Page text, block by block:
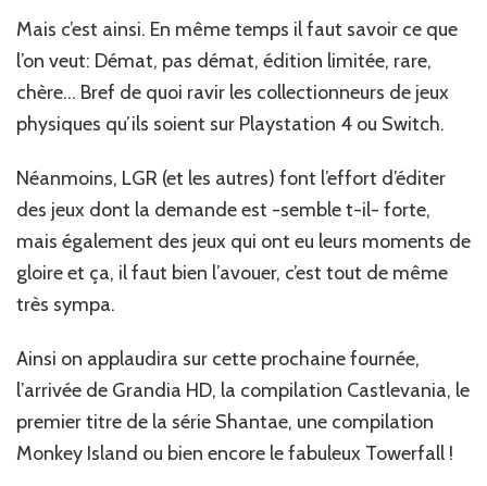
Mais c’est ainsi. En même temps il faut savoir ce que
l’on veut: Démat, pas démat, édition limitée, rare,
chère… Bref de quoi ravir les collectionneurs de jeux
physiques qu’ils soient sur Playstation 4 ou Switch.
Néanmoins, LGR (et les autres) font l’effort d’éditer
des jeux dont la demande est -semble t-il- forte,
mais également des jeux qui ont eu leurs moments de
gloire et ça, il faut bien l’avouer, c’est tout de même
très sympa.
Ainsi on applaudira sur cette prochaine fournée,
l’arrivée de Grandia HD, la compilation Castlevania, le
premier titre de la série Shantae, une compilation
Monkey Island ou bien encore le fabuleux Towerfall !